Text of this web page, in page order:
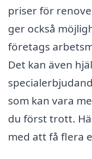
priser för
ger också
företags
Det kan även
som kan vara
du först trott.
med att få flera